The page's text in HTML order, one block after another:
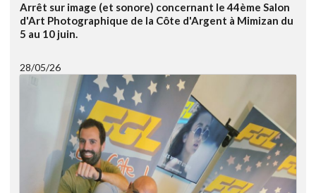
Arrêt sur image (et sonore) concernant le 44ème Salon
d'Art Photographique de la Côte d'Argent à Mimizan du
5 au 10 juin.
28/05/26